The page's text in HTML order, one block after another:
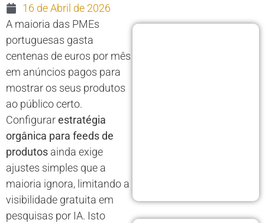
16 de Abril de 2026
A maioria das PMEs
portuguesas gasta
centenas de euros por mês
em anúncios pagos para
mostrar os seus produtos
ao público certo.
Configurarestratégia
orgânica para feeds de
produtos ainda exige
ajustes simples que a
maioria ignora, limitando a
visibilidade gratuita em
pesquisas por IA. Isto